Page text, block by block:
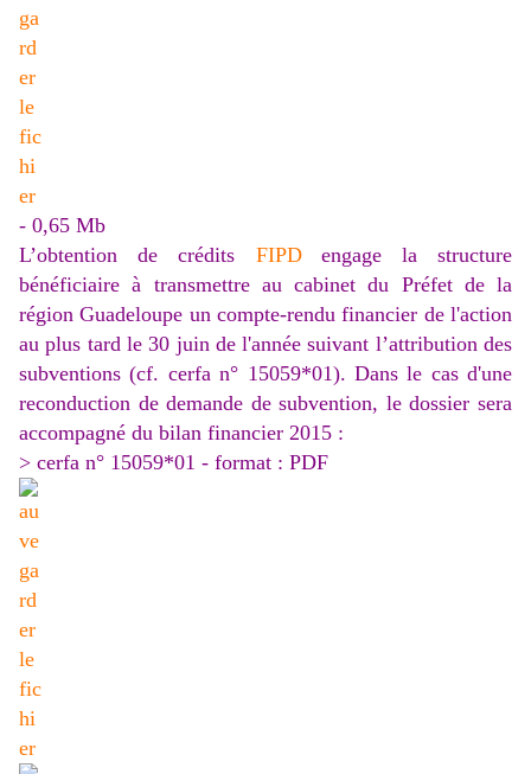
- 0,65 Mb
L’obtention de crédits FIPD
engage la structure
bénéficiaire à transmettre au cabinet du Préfet de la
région Guadeloupe un compte-rendu financier de l'action
au plus tard le 30 juin de l'année suivant l’attribution des
subventions (cf. cerfa n° 15059*01). Dans le cas d'une
reconduction de demande de subvention, le dossier sera
accompagné du bilan financier 2015 :
> cerfa n° 15059*01 - format : PDF